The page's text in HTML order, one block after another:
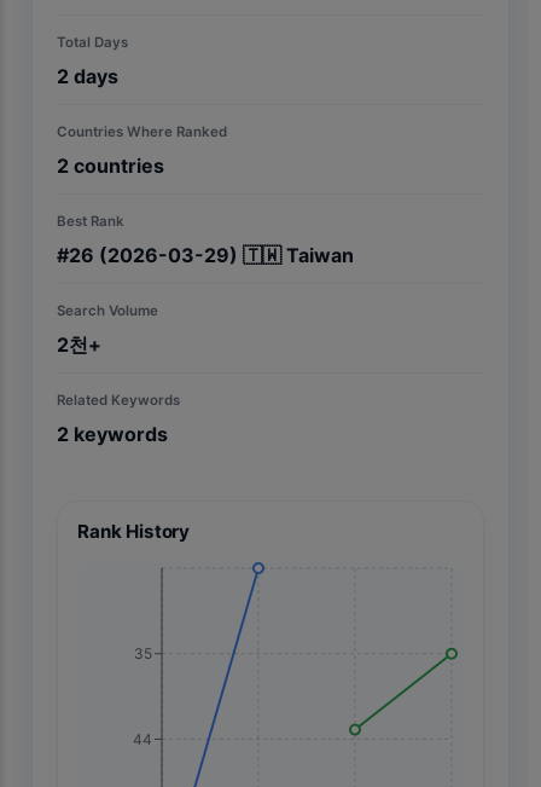
Total Days
2 days
Countries Where Ranked
2 countries
Best Rank
#26 (2026-03-29) 🇹🇼 Taiwan
Search Volume
2천+
Related Keywords
2 keywords
Rank History
35
44